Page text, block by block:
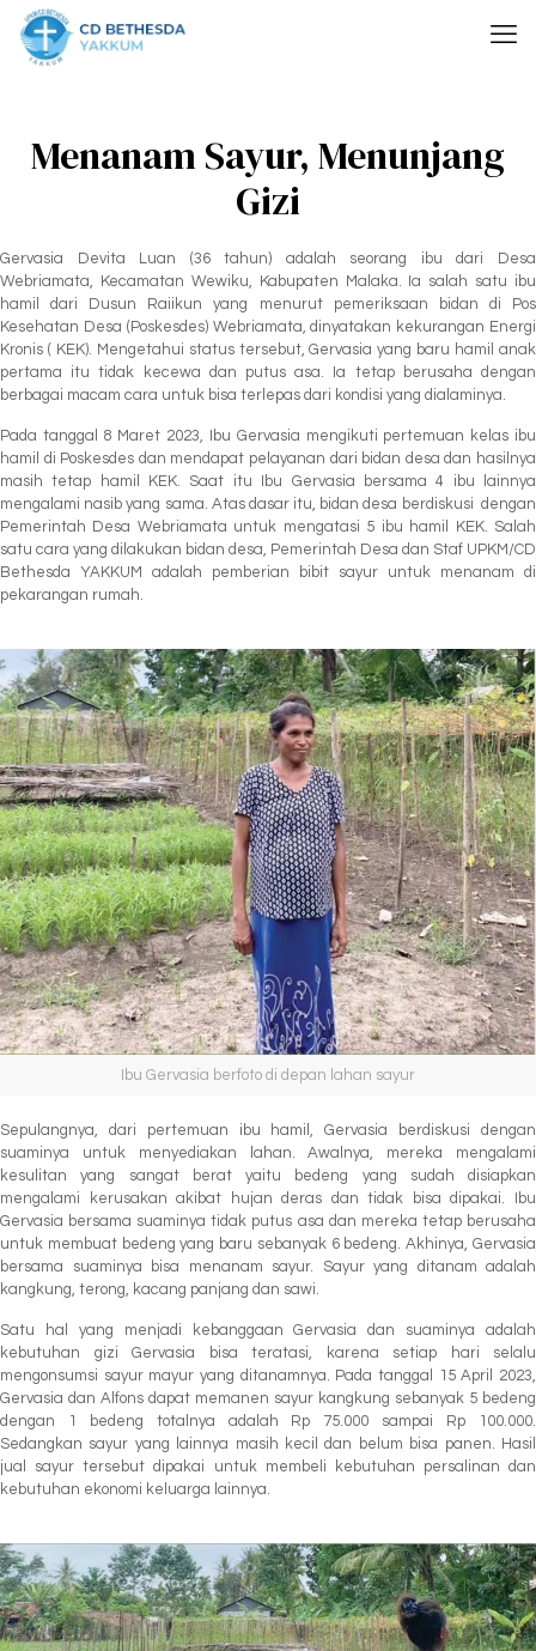
Menanam Sayur, Menunjang
Gizi
Gervasia Devita Luan (36 tahun) adalah seorang ibu dari Desa
Webriamata, Kecamatan Wewiku, Kabupaten Malaka. Ia salah satu ibu
hamil dari Dusun Raiikun yang menurut pemeriksaan bidan di Pos
Kesehatan Desa (Poskesdes) Webriamata, dinyatakan kekurangan Energi
Kronis ( KEK). Mengetahui status tersebut, Gervasia yang baru hamil anak
pertama itu tidak kecewa dan putus asa. Ia tetap berusaha dengan
berbagai macam cara untuk bisa terlepas dari kondisi yang dialaminya.
Pada tanggal 8 Maret 2023, Ibu Gervasia mengikuti pertemuan kelas ibu
hamil di Poskesdes dan mendapat pelayanan dari bidan desa dan hasilnya
masih tetap hamil KEK. Saat itu Ibu Gervasia bersama 4 ibu lainnya
mengalami nasib yang sama. Atas dasar itu, bidan desa berdiskusi dengan
Pemerintah Desa Webriamata untuk mengatasi 5 ibu hamil KEK. Salah
satu cara yang dilakukan bidan desa, Pemerintah Desa dan Staf UPKM/CD
Bethesda YAKKUM adalah pemberian bibit sayur untuk menanam di
pekarangan rumah.
Ibu Gervasia berfoto di depan lahan sayur
Sepulangnya, dari pertemuan ibu hamil, Gervasia berdiskusi dengan
suaminya untuk menyediakan lahan. Awalnya, mereka mengalami
kesulitan yang sangat berat yaitu bedeng yang sudah disiapkan
mengalami kerusakan akibat hujan deras dan tidak bisa dipakai. Ibu
Gervasia bersama suaminya tidak putus asa dan mereka tetap berusaha
untuk membuat bedeng yang baru sebanyak 6 bedeng. Akhinya, Gervasia
bersama suaminya bisa menanam sayur. Sayur yang ditanam adalah
kangkung, terong, kacang panjang dan sawi.
Satu hal yang menjadi kebanggaan Gervasia dan suaminya adalah
kebutuhan gizi Gervasia bisa teratasi, karena setiap hari selalu
mengonsumsi sayur mayur yang ditanamnya. Pada tanggal 15 April 2023,
Gervasia dan Alfons dapat memanen sayur kangkung sebanyak 5 bedeng
dengan 1 bedeng totalnya adalah Rp 75.000 sampai Rp 100.000.
Sedangkan sayur yang lainnya masih kecil dan belum bisa panen. Hasil
jual sayur tersebut dipakai untuk membeli kebutuhan persalinan dan
kebutuhan ekonomi keluarga lainnya.